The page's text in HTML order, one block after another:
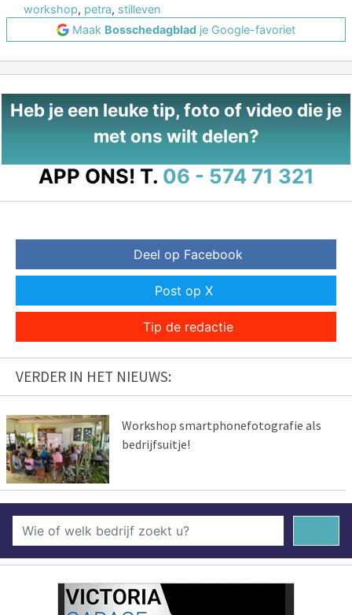
workshop, petra, stilleven
Maak Bosschedagblad je Google-favoriet
Heb je een leuke tip, foto of video die je
met ons wilt delen?
APP ONS! T. 06 - 574 71 321
Deel op Facebook
Post op X
Tip de redactie
VERDER IN HET NIEUWS:
Workshop smartphonefotografie als
bedrijfsuitje!